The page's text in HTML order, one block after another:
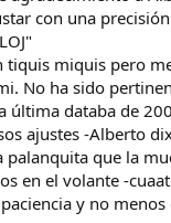
con una
tiquis miquis pero
No ha sido
última databa de
ajustes -Alberto
palanquita que la
en el volante -
y no menos